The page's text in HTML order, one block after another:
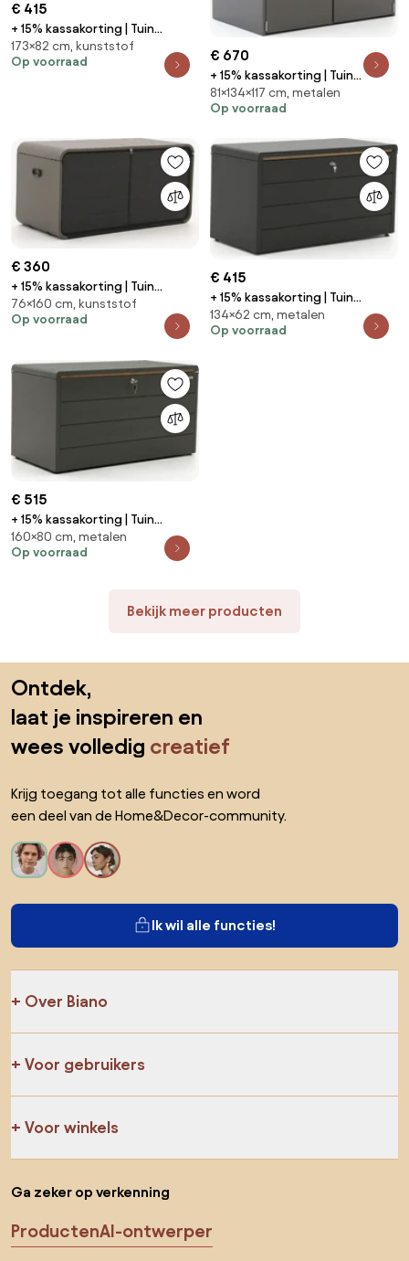
€ 415
+ 15% kassakorting | Tuin
opbergbox Kees Smit |
Spatwaterdicht | Kussenbox |
173×82 cm, kunststof
Op voorraad
€ 670
+ 15% kassakorting | Tuin
opbergbox Kees Smit |
Waterdicht | Kussenbox | Staal |
Kees Smit Tuinmeubelen
81×134×117 cm, metalen
Op voorraad
€ 360
+ 15% kassakorting | Tuin
opbergbox Kees Smit |
Spatwaterdicht | Kussenbox |
Kunststof | Grijs - Antraciet |
160x76cm | Kees Smit
Tuinmeubelen
76×160 cm, kunststof
Op voorraad
€ 415
+ 15% kassakorting | Tuin
opbergbox Kees Smit |
Waterdicht | Kussenbox | Staal |
134×62 cm, metalen
Op voorraad
€ 515
+ 15% kassakorting | Tuin
opbergbox Kees Smit |
Waterdicht | Kussenbox | Staal |
160×80 cm, metalen
Op voorraad
Bekijk meer producten
Ontdek,
laat je inspireren en
wees volledig creatief
Krijg toegang tot alle functies en word
een deel van de Home&Decor-community.
Ik wil alle functies!
Over Biano
Voor gebruikers
Voor winkels
Ga zeker op verkenning
ProductenAI-ontwerper